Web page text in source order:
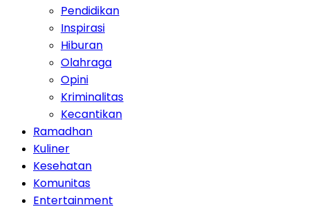
Pendidikan
Inspirasi
Hiburan
Olahraga
Opini
Kriminalitas
Kecantikan
Ramadhan
Kuliner
Kesehatan
Komunitas
Entertainment